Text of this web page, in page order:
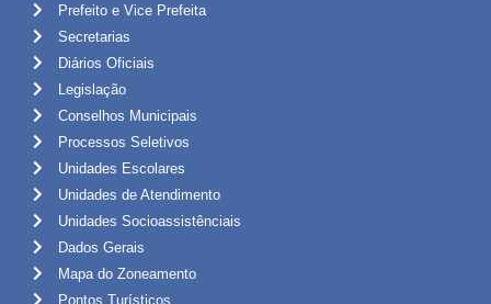
Prefeito e Vice Prefeita
Secretarias
Diários Oficiais
Legislação
Conselhos Municipais
Processos Seletivos
Unidades Escolares
Unidades de Atendimento
Unidades Socioassistênciais
Dados Gerais
Mapa do Zoneamento
Pontos Turísticos